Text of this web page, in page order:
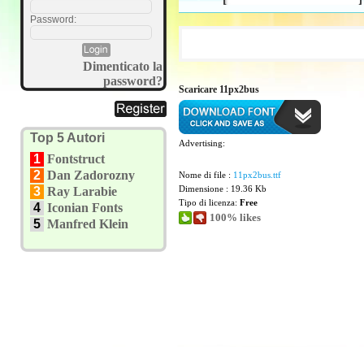
Password:
Dimenticato la
password?
Top 5 Autori
1 Fontstruct
2 Dan Zadorozny
3 Ray Larabie
4 Iconian Fonts
5 Manfred Klein
Scaricare 11px2bus
Advertising:
Nome di file : 11px2bus.ttf
Dimensione : 19.36 Kb
Tipo di licenza: Free
100% likes